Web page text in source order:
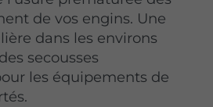
de vos engins. Une
dans les environs
secousses
les équipements de